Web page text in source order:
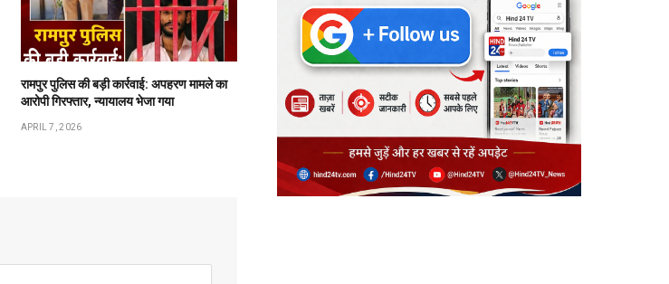
रामपुर पुलिस की बड़ी कार्रवाई: अपहरण मामले का
आरोपी गिरफ्तार, न्यायालय भेजा गया
APRIL 7, 2026